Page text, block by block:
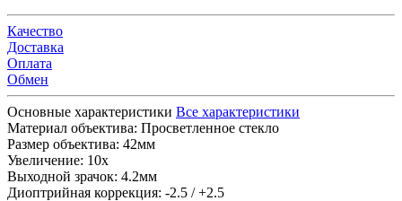
Качество
Доставка
Оплата
Обмен
Основные характеристики Все характеристики
Материал объектива: Просветленное стекло
Размер объектива: 42мм
Увеличение: 10x
Выходной зрачок: 4.2мм
Диоптрийная коррекция: -2.5 / +2.5